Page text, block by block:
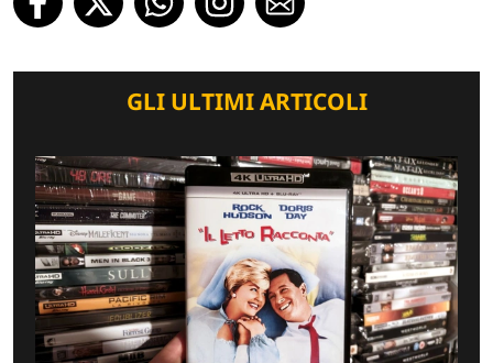
GLI ULTIMI ARTICOLI